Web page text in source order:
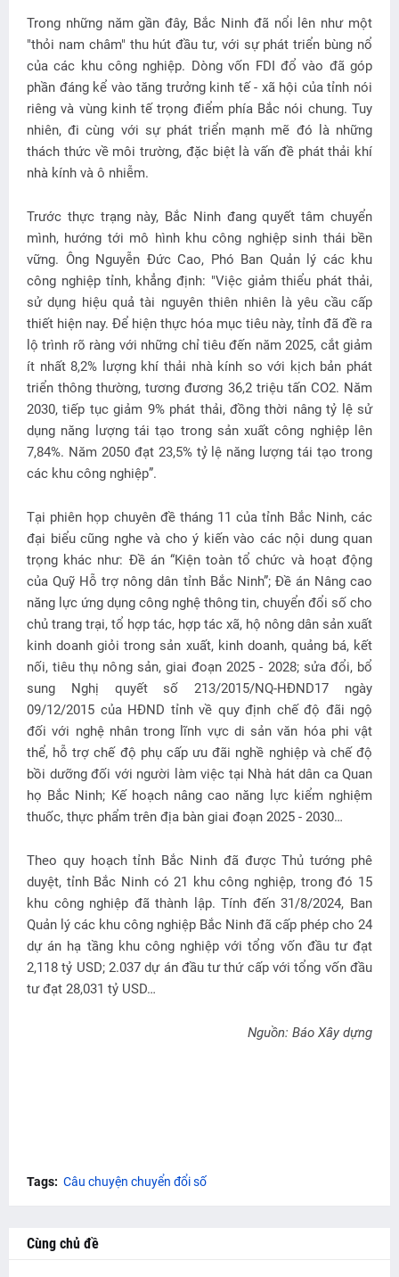
Trong những năm gần đây, Bắc Ninh đã nổi lên như một
"thỏi nam châm" thu hút đầu tư, với sự phát triển bùng nổ
của các khu công nghiệp. Dòng vốn FDI đổ vào đã góp
phần đáng kể vào tăng trưởng kinh tế - xã hội của tỉnh nói
riêng và vùng kinh tế trọng điểm phía Bắc nói chung. Tuy
nhiên, đi cùng với sự phát triển mạnh mẽ đó là những
thách thức về môi trường, đặc biệt là vấn đề phát thải khí
nhà kính và ô nhiễm.
Trước thực trạng này, Bắc Ninh đang quyết tâm chuyển
mình, hướng tới mô hình khu công nghiệp sinh thái bền
vững. Ông Nguyễn Đức Cao, Phó Ban Quản lý các khu
công nghiệp tỉnh, khẳng định: "Việc giảm thiểu phát thải,
sử dụng hiệu quả tài nguyên thiên nhiên là yêu cầu cấp
thiết hiện nay. Để hiện thực hóa mục tiêu này, tỉnh đã đề ra
lộ trình rõ ràng với những chỉ tiêu đến năm 2025, cắt giảm
ít nhất 8,2% lượng khí thải nhà kính so với kịch bản phát
triển thông thường, tương đương 36,2 triệu tấn CO2. Năm
2030, tiếp tục giảm 9% phát thải, đồng thời nâng tỷ lệ sử
dụng năng lượng tái tạo trong sản xuất công nghiệp lên
7,84%. Năm 2050 đạt 23,5% tỷ lệ năng lượng tái tạo trong
các khu công nghiệp”.
Tại phiên họp chuyên đề tháng 11 của tỉnh Bắc Ninh, các
đại biểu cũng nghe và cho ý kiến vào các nội dung quan
trọng khác như: Đề án “Kiện toàn tổ chức và hoạt động
của Quỹ Hỗ trợ nông dân tỉnh Bắc Ninh”; Đề án Nâng cao
năng lực ứng dụng công nghệ thông tin, chuyển đổi số cho
chủ trang trại, tổ hợp tác, hợp tác xã, hộ nông dân sản xuất
kinh doanh giỏi trong sản xuất, kinh doanh, quảng bá, kết
nối, tiêu thụ nông sản, giai đoạn 2025 - 2028; sửa đổi, bổ
sung Nghị quyết số 213/2015/NQ-HĐND17 ngày
09/12/2015 của HĐND tỉnh về quy định chế độ đãi ngộ
đối với nghệ nhân trong lĩnh vực di sản văn hóa phi vật
thể, hỗ trợ chế độ phụ cấp ưu đãi nghề nghiệp và chế độ
bồi dưỡng đối với người làm việc tại Nhà hát dân ca Quan
họ Bắc Ninh; Kế hoạch nâng cao năng lực kiểm nghiệm
thuốc, thực phẩm trên địa bàn giai đoạn 2025 - 2030…
Theo quy hoạch tỉnh Bắc Ninh đã được Thủ tướng phê
duyệt, tỉnh Bắc Ninh có 21 khu công nghiệp, trong đó 15
khu công nghiệp đã thành lập. Tính đến 31/8/2024, Ban
Quản lý các khu công nghiệp Bắc Ninh đã cấp phép cho 24
dự án hạ tầng khu công nghiệp với tổng vốn đầu tư đạt
2,118 tỷ USD; 2.037 dự án đầu tư thứ cấp với tổng vốn đầu
tư đạt 28,031 tỷ USD…
Nguồn: Báo Xây dựng
Tags: Câu chuyện chuyển đổi số
Cùng chủ đề